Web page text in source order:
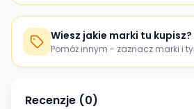
Wiesz jakie marki tu kupisz?
Pomóż innym - zaznacz marki i
Recenzje (0)